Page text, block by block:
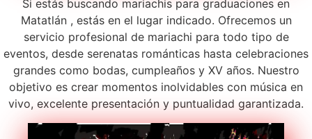
Si estás buscando mariachis para graduaciones en
Matatlán , estás en el lugar indicado. Ofrecemos un
servicio profesional de mariachi para todo tipo de
eventos, desde serenatas románticas hasta celebraciones
grandes como bodas, cumpleaños y XV años. Nuestro
objetivo es crear momentos inolvidables con música en
vivo, excelente presentación y puntualidad garantizada.